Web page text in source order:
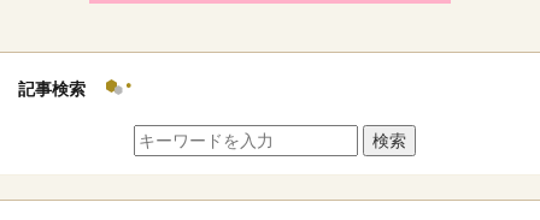
記事検索
検索